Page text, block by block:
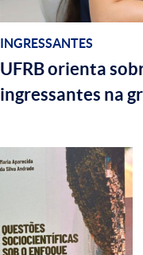
INGRESSANTES
UFRB orienta
ingressantes na